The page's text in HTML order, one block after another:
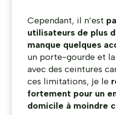
Cependant, il n’est
utilisateurs de plus
manque quelques
un porte-gourde et
avec des ceintures
ces limitations, je le
fortement pour un
domicile à moindre